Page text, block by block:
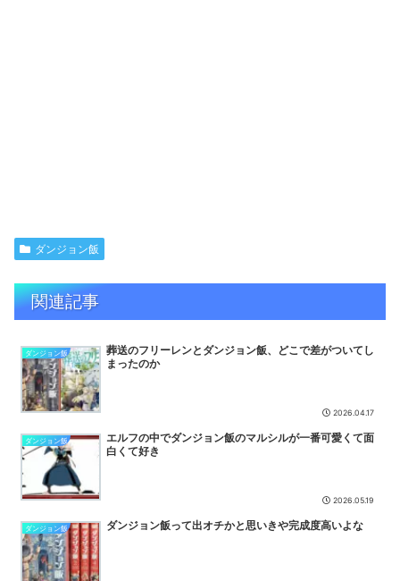
ダンジョン飯
関連記事
ダンジョン飯
葬送のフリーレンとダンジョン飯、どこで差がついてし
まったのか
2026.04.17
ダンジョン飯
エルフの中でダンジョン飯のマルシルが一番可愛くて面
白くて好き
2026.05.19
ダンジョン飯 ダンジョン飯って出オチかと思いきや完成度高いよな